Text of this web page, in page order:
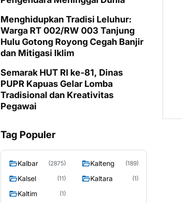
Menghidupkan Tradisi Leluhur:
Warga RT 002/RW 003 Tanjung
Hulu Gotong Royong Cegah Banjir
dan Mitigasi Iklim
Semarak HUT RI ke-81, Dinas
PUPR Kapuas Gelar Lomba
Tradisional dan Kreativitas
Pegawai
Tag Populer
Kalbar (2875) Kalteng (189)
Kalsel (11) Kaltara (1)
Kaltim (1)